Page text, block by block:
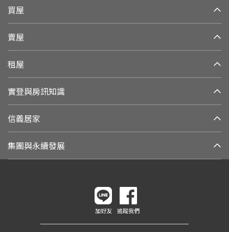
買屋
賣屋
租屋
實登與房訊知識
信義居家
集團與永續發展
加好友 追蹤我們